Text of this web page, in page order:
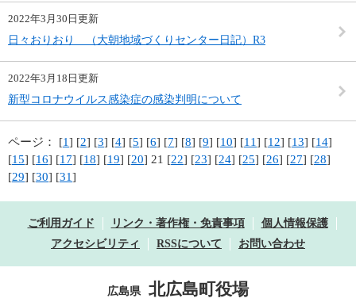
2022年3月30日更新
日々おりおり （大朝地域づくりセンター日記）R3
2022年3月18日更新
新型コロナウイルス感染症の感染判明について
ページ： [1] [2] [3] [4] [5] [6] [7] [8] [9] [10] [11] [12] [13] [14]
[15] [16] [17] [18] [19] [20] 21 [22] [23] [24] [25] [26] [27] [28]
[29] [30] [31]
ご利用ガイド リンク・著作権・免責事項
個人情報保護
アクセシビリティ
RSSについて お問い合わせ
広島県 北広島町役場